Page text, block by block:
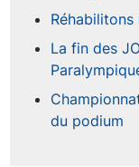
Réhabilitons
La fin des
du podium